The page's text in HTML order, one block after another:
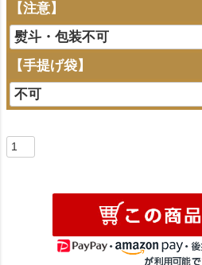
【注意】
【手提げ袋】